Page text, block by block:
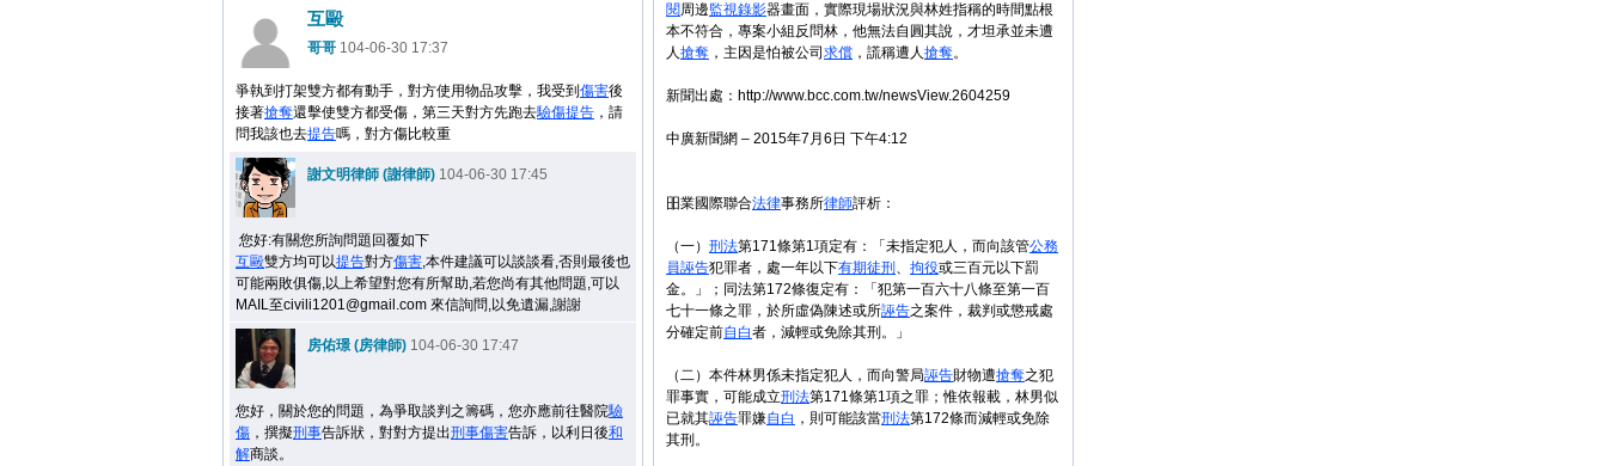
閱周邊監視錄影器畫面，實際現場狀況與林姓指稱的時間點根
本不符合，專案小組反問林，他無法自圓其說，才坦承並未遭
人搶奪 ，主因是怕被公司 求償 ，謊稱遭人搶奪。
新聞出處：http://www.bcc.com.tw/newsView.2604259
中廣新聞網 – 2015年7月6日 下午4:12
昍業國際聯合法律事務所律師評析：
（一） 刑法第171條第1項定有：「未指定犯人，而向該管公務
員誣告犯罪者，處一年以下有期徒刑 、 拘役或三百元以下罰
金。」；同法第172條復定有：「犯第一百六十八條至第一百
七十一條之罪，於所虛偽陳述或所誣告之案件，裁判或懲戒處
分確定前自白者，減輕或免除其刑。」
（二）本件林男係未指定犯人，而向警局誣告財物遭搶奪之犯
罪事實，可能成立刑法第171條第1項之罪；惟依報載，林男似
已就其誣告罪嫌自白 ，則可能該當刑法第172條而減輕或免除
其刑。
互毆
哥哥 104-06-30 17:37
爭執到打架雙方都有動手，對方使用物品攻擊，我受到 傷害後
接著搶奪還擊使雙方都受傷，第三天對方先跑去驗傷提告 ，請
問我該也去提告嗎，對方傷比較重
謝文明律師 (謝律師) 104-06-30 17:45
您好:有關您所詢問題回覆如下
互毆雙方均可以提告對方傷害,本件建議可以談談看,否則最後也
可能兩敗俱傷,以上希望對您有所幫助,若您尚有其他問題,可以
MAIL至civili1201@gmail.com 來信詢問,以免遺漏,謝謝
房佑璟 (房律師) 104-06-30 17:47
您好，關於您的問題，為爭取談判之籌碼，您亦應前往醫院驗
傷 ，撰擬刑事告訴狀，對對方提出刑事傷害告訴，以利日後和
解商談。